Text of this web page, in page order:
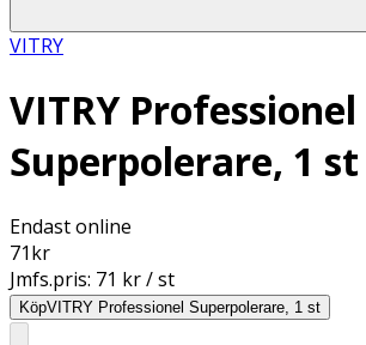
VITRY
VITRY Professionel
Superpolerare, 1 st
Endast online
71kr
Jmfs.pris: 71 kr / st
KöpVITRY Professionel Superpolerare, 1 st